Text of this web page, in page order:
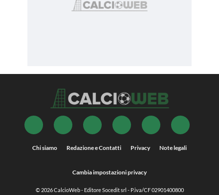
Chi siamo Redazione e Contatti Privacy Note legali
Cambia impostazioni privacy
© 2026CalcioWeb- Editore Socedit srl - P.iva/CF 02901400800